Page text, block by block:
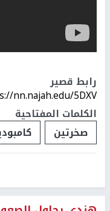
رابط قصير
nn.najah.edu/5DXV/
الكلمات المفتاحية
صخرتين